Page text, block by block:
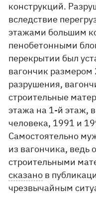
конструкций.
вследствие
этажами большим
пенобетонными
перекрытии был
вагончик размером
разрушения,
строительные
этажа на 1-й этаж,
человека, 1991 и
Самостоятельно
из вагончика, ведь
строительными
сказано в
чрезвычайным